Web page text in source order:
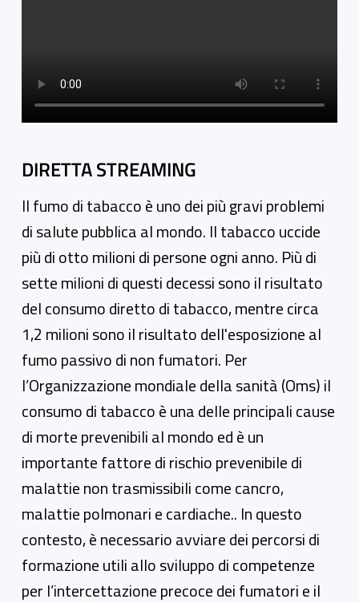
DIRETTA STREAMING
Il fumo di tabacco è uno dei più gravi problemi
di salute pubblica al mondo. Il tabacco uccide
più di otto milioni di persone ogni anno. Più di
sette milioni di questi decessi sono il risultato
del consumo diretto di tabacco, mentre circa
1,2 milioni sono il risultato dell'esposizione al
fumo passivo di non fumatori. Per
l’Organizzazione mondiale della sanità (Oms) il
consumo di tabacco è una delle principali cause
di morte prevenibili al mondo ed è un
importante fattore di rischio prevenibile di
malattie non trasmissibili come cancro,
malattie polmonari e cardiache.. In questo
contesto, è necessario avviare dei percorsi di
formazione utili allo sviluppo di competenze
per l’intercettazione precoce dei fumatori e il